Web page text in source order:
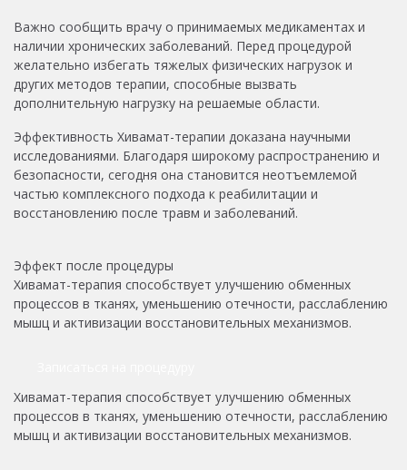
Важно сообщить врачу о принимаемых медикаментах и
наличии хронических заболеваний. Перед процедурой
желательно избегать тяжелых физических нагрузок и
других методов терапии, способные вызвать
дополнительную нагрузку на решаемые области.
Эффективность Хивамат-терапии доказана научными
исследованиями. Благодаря широкому распространению и
безопасности, сегодня она становится неотъемлемой
частью комплексного подхода к реабилитации и
восстановлению после травм и заболеваний.
Эффект после процедуры
Хивамат-терапия способствует улучшению обменных
процессов в тканях, уменьшению отечности, расслаблению
мышц и активизации восстановительных механизмов.
Хивамат-терапия способствует улучшению обменных
процессов в тканях, уменьшению отечности, расслаблению
мышц и активизации восстановительных механизмов.